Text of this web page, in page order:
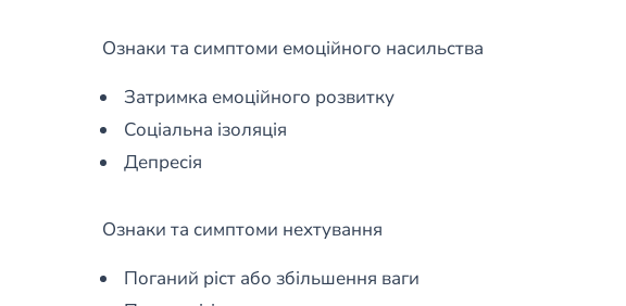
Ознаки та симптоми емоційного насильства
Затримка емоційного розвитку
Соціальна ізоляція
Депресія
Ознаки та симптоми нехтування
Поганий ріст або збільшення ваги